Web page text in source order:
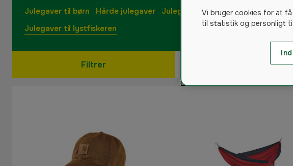
Julegaver til børn
Hårde julegaver
Julegaver til jægeren
Julegaver til lystfiskeren
Filtrer
Vi bruger cookies for at
til statistik og personligt